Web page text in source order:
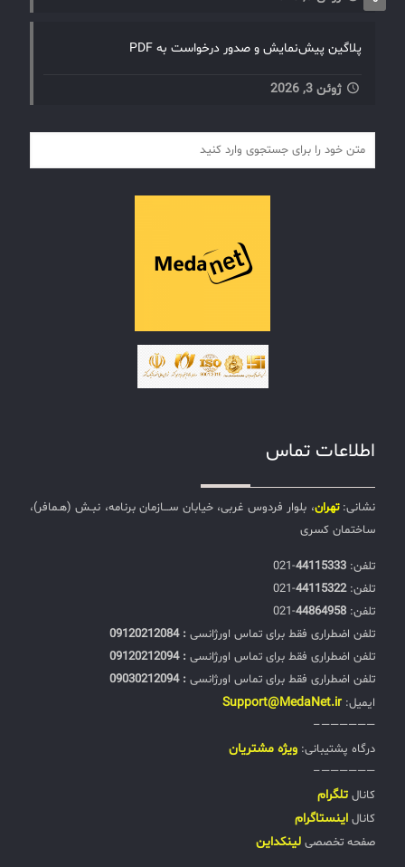
پلاگین پیش‌نمایش و صدور درخواست به PDF
ژوئن 3, 2026
اطلاعات تماس
نشانی:تهران، بلوار فردوس غربی، خیابان ســـازمان برنامه، نبـش (هـمافر)،
ساختمان کسری
تلفن:‌ 44115333
-021
تلفن:‌44115322
-021
تلفن:‌ 44864958
-021
تلفن اضطراری فقط برای تماس اورژانسی : 09120212084
تلفن اضطراری فقط برای تماس اورژانسی : 09120212094
تلفن اضطراری فقط برای تماس اورژانسی : 09030212094
ایمیل: Support@MedaNet.ir
——————–
درگاه پشتیبانی: ويژه مشتریان
——————–
کانال تلگرام
کانال اینستاگرام
صفحه تخصصی لینکداین